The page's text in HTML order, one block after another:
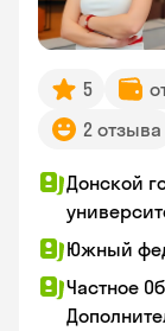
5
2 отзыва
Донской
Южный
Частное